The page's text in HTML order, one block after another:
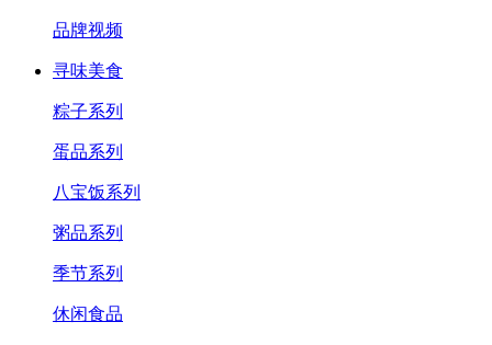
品牌视频
寻味美食
粽子系列
蛋品系列
八宝饭系列
粥品系列
季节系列
休闲食品